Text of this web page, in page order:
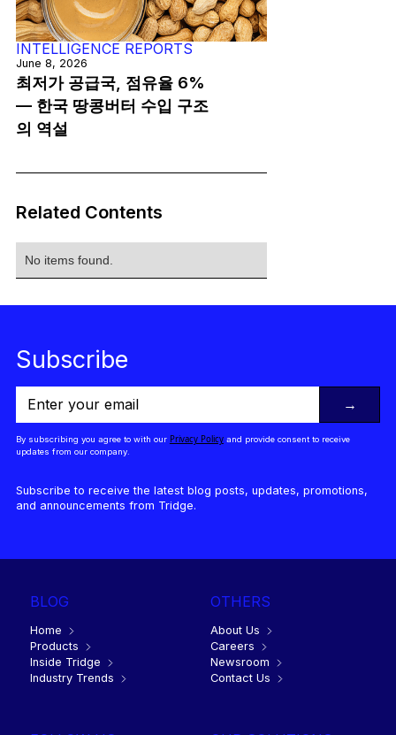
INTELLIGENCE REPORTS
June 8, 2026
최저가 공급국, 점유율 6%
— 한국 땅콩버터 수입 구조
의 역설
Related Contents
No items found.
Subscribe
→
By subscribing you agree to with our Privacy Policyand provide consent to receive
updates from our company.
Subscribe to receive the latest blog posts, updates, promotions,
and announcements from Tridge.
BLOG
Home
Products
Inside Tridge
Industry Trends
OTHERS
About Us
Careers
Newsroom
Contact Us